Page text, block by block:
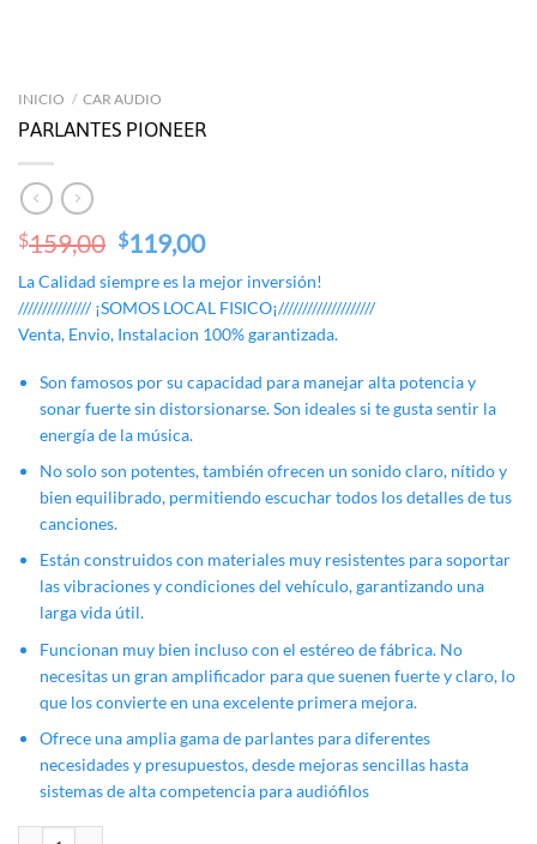
INICIO / CAR AUDIO
PARLANTES PIONEER
$159,00 Original
was:
$159,00.
$119,00Current
is:
$119,00.
La Calidad siempre es la mejor inversión!
/////////////// ¡SOMOS LOCAL FISICO¡////////////////////
Venta, Envio, Instalacion 100% garantizada.
Son famosos por su capacidad para manejar alta potencia y
sonar fuerte sin distorsionarse. Son ideales si te gusta sentir la
energía de la música.
No solo son potentes, también ofrecen un sonido claro, nítido y
bien equilibrado, permitiendo escuchar todos los detalles de tus
canciones.
Están construidos con materiales muy resistentes para soportar
las vibraciones y condiciones del vehículo, garantizando una
larga vida útil.
Funcionan muy bien incluso con el estéreo de fábrica. No
necesitas un gran amplificador para que suenen fuerte y claro, lo
que los convierte en una excelente primera mejora.
Ofrece una amplia gama de parlantes para diferentes
necesidades y presupuestos, desde mejoras sencillas hasta
sistemas de alta competencia para audiófilos